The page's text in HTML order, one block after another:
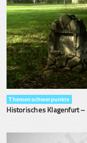
Themenschwerpunkte
Historisches Klagenfurt –